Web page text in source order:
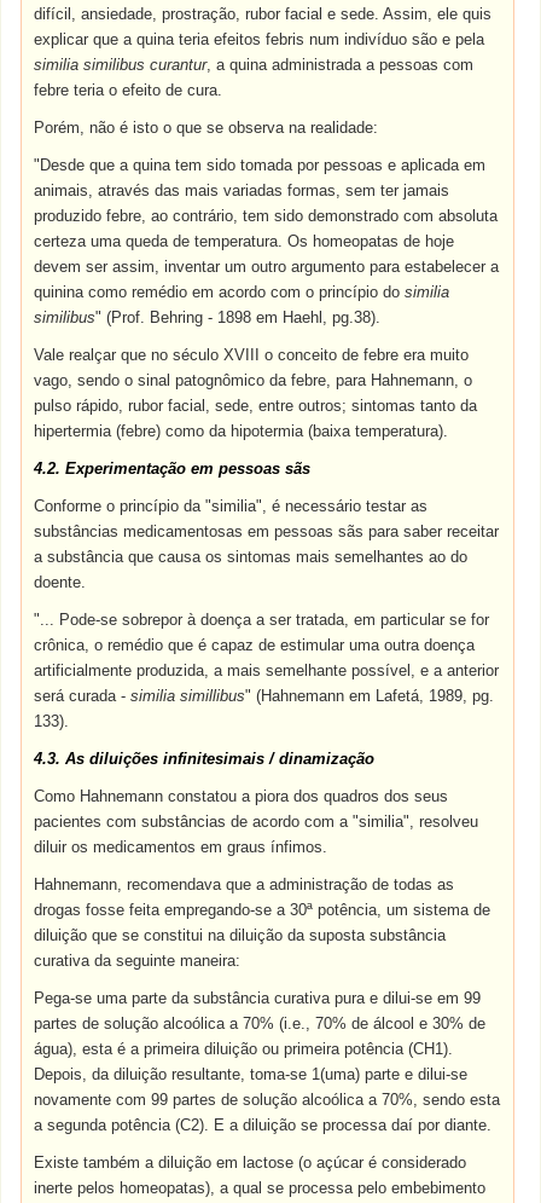
difícil, ansiedade, prostração, rubor facial e sede. Assim, ele quis
explicar que a quina teria efeitos febris num indivíduo são e pela
similia similibus curantur, a quina administrada a pessoas com
febre teria o efeito de cura.
Porém, não é isto o que se observa na realidade:
"Desde que a quina tem sido tomada por pessoas e aplicada em
animais, através das mais variadas formas, sem ter jamais
produzido febre, ao contrário, tem sido demonstrado com absoluta
certeza uma queda de temperatura. Os homeopatas de hoje
devem ser assim, inventar um outro argumento para estabelecer a
quinina como remédio em acordo com o princípio dosimilia
similibus" (Prof. Behring - 1898 em Haehl, pg.38).
Vale realçar que no século XVIII o conceito de febre era muito
vago, sendo o sinal patognômico da febre, para Hahnemann, o
pulso rápido, rubor facial, sede, entre outros; sintomas tanto da
hipertermia (febre) como da hipotermia (baixa temperatura).
4.2. Experimentação em pessoas sãs
Conforme o princípio da "similia", é necessário testar as
substâncias medicamentosas em pessoas sãs para saber receitar
a substância que causa os sintomas mais semelhantes ao do
doente.
"... Pode-se sobrepor à doença a ser tratada, em particular se for
crônica, o remédio que é capaz de estimular uma outra doença
artificialmente produzida, a mais semelhante possível, e a anterior
será curada -similia simillibus" (Hahnemann em Lafetá, 1989, pg.
133).
4.3. As diluições infinitesimais / dinamização
Como Hahnemann constatou a piora dos quadros dos seus
pacientes com substâncias de acordo com a "similia", resolveu
diluir os medicamentos em graus ínfimos.
Hahnemann, recomendava que a administração de todas as
drogas fosse feita empregando-se a 30ª potência, um sistema de
diluição que se constitui na diluição da suposta substância
curativa da seguinte maneira:
Pega-se uma parte da substância curativa pura e dilui-se em 99
partes de solução alcoólica a 70% (i.e., 70% de álcool e 30% de
água), esta é a primeira diluição ou primeira potência (CH1).
Depois, da diluição resultante, toma-se 1(uma) parte e dilui-se
novamente com 99 partes de solução alcoólica a 70%, sendo esta
a segunda potência (C2). E a diluição se processa daí por diante.
Existe também a diluição em lactose (o açúcar é considerado
inerte pelos homeopatas), a qual se processa pelo embebimento